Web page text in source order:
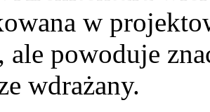
w
ale powoduje
wdrażany.